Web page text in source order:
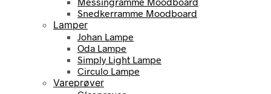
Snedkerramme Moodboard
Lamper
Johan Lampe
Oda Lampe
Simply Light Lampe
Circulo Lampe
Vareprøver